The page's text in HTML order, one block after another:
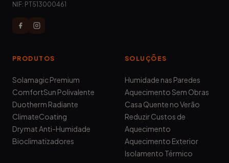
NIF: PT513000461
PRODUTOS
Solamagic Premium
ComfortSun Polivalente
Duotherm Radiante
ClimateCoating
Drymat Anti-Humidade
Bioclimatizadores
SOLUÇÕES
Humidade nas Paredes
Aquecimento Sem Obras
Casa Quente no Verão
Reduzir Custos de
Aquecimento
Aquecimento Exterior
Isolamento Térmico